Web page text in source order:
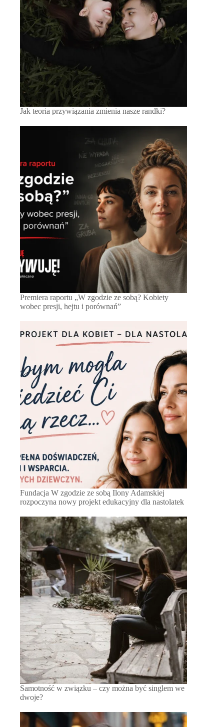
Jak teoria przywiązania zmienia nasze randki?
Premiera raportu „W zgodzie ze sobą? Kobiety
wobec presji, hejtu i porównań”
Fundacja W zgodzie ze sobą Ilony Adamskiej
rozpoczyna nowy projekt edukacyjny dla nastolatek
Samotność w związku – czy można być singlem we
dwoje?